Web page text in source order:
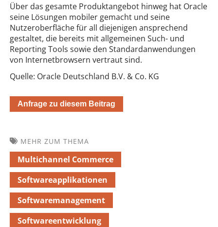
Über das gesamte Produktangebot hinweg hat Oracle
seine Lösungen mobiler gemacht und seine
Nutzeroberfläche für all diejenigen ansprechend
gestaltet, die bereits mit allgemeinen Such- und
Reporting Tools sowie den Standardanwendungen
von Internetbrowsern vertraut sind.
Quelle: Oracle Deutschland B.V. & Co. KG
Anfrage zu diesem Beitrag
MEHR ZUM THEMA
Multichannel Commerce
Softwareapplikationen
Softwaremanagement
Softwareentwicklung